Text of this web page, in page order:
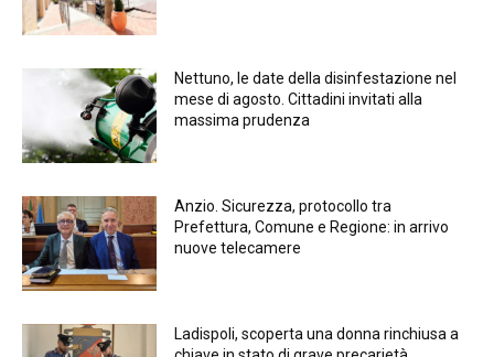
Nettuno, le date della disinfestazione nel
mese di agosto. Cittadini invitati alla
massima prudenza
Anzio. Sicurezza, protocollo tra
Prefettura, Comune e Regione: in arrivo
nuove telecamere
Ladispoli, scoperta una donna rinchiusa a